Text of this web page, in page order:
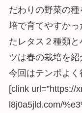
だわりの野菜の
培で育てやすか
たレタス２種類
ツは春の栽培を
今回はテンポよく
[clink url=”https://
l8j0a5jld.com/